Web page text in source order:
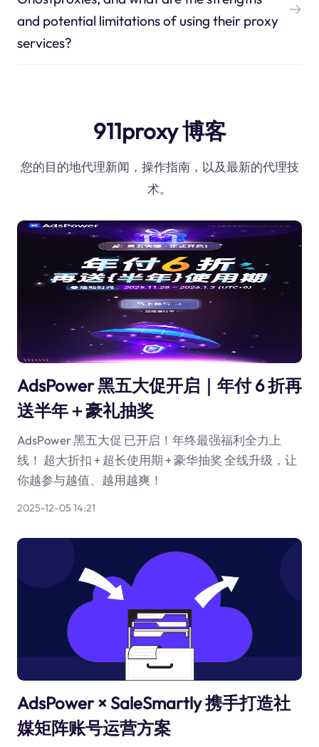
and potential limitations of using their proxy
services?
911proxy 博客
您的目的地代理新闻，操作指南，以及最新的代理技
术。
AdsPower 黑五大促开启｜年付 6 折再
送半年＋豪礼抽奖
AdsPower 黑五大促 已开启！年终最强福利全力上
线！ 超大折扣 + 超长使用期 + 豪华抽奖 全线升级，让
你越参与越值、越用越爽！
2025-12-05 14:21
AdsPower × SaleSmartly 携手打造社
媒矩阵账号运营方案